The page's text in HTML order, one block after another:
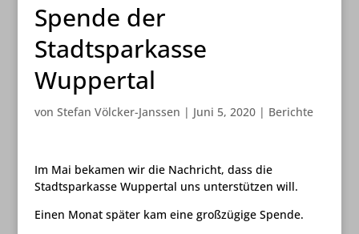
Spende der
Stadtsparkasse
Wuppertal
von Stefan Völcker-Janssen | Juni 5, 2020| Berichte
Im Mai bekamen wir die Nachricht, dass die
Stadtsparkasse Wuppertal uns unterstützen will.
Einen Monat später kam eine großzügige Spende.